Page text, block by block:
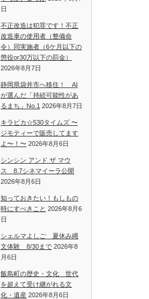
日
不正改造は犯罪です！不正
改造車の使用者（整備命
令）同実施者（6ケ月以下の
懲役or30万以下の罰金）
2026年8月7日
静岡県袋井市へ移住！ AI
が選んだ「持続可能性があ
るまち」No.1 2026年8月7日
キラピカ☆530タイムズ 〜
ジモティーで販売してます
よ〜！〜 2026年8月6日
シンシン アンド ザ マウ
ス 8.7シネマイーラ公開
2026年8月6日
知っておきたい！もしもの
時にすべきこと 2026年8月6
日
シェルマよしご 夏休み縄
文体験 8/30まで 2026年8
月6日
飯島町の歴史・文化 世代
を超えて受け継がれる文
化・遺産 2026年8月6日